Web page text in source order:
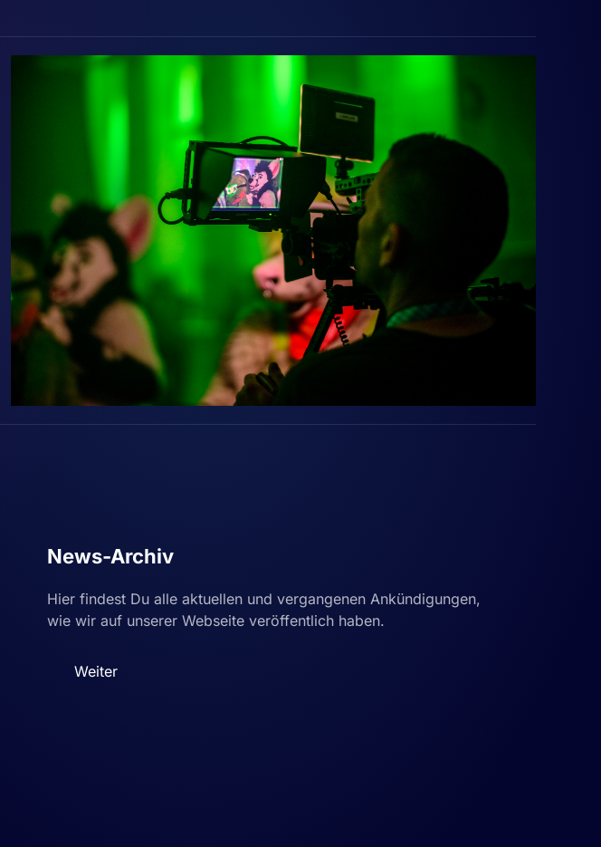
News-Archiv
Hier findest Du alle aktuellen und vergangenen Ankündigungen,
wie wir auf unserer Webseite veröffentlich haben.
Weiter